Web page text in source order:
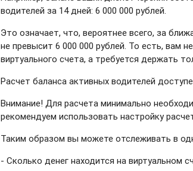
водителей за 14 дней: 6 000 000 рублей.
Это означает, что, вероятнее всего, за
не превысит 6 000 000 рублей. То есть, вам
виртуального счета, а требуется держать
Расчет баланса активных водителей
Внимание! Для расчета минимально
рекомендуем использовать настройку
Таким образом вы можете отслеживать в
- Сколько денег находится на виртуальном